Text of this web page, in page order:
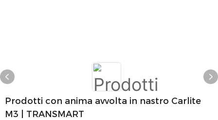
Prodotti con anima avvolta in nastro Carlite
M3 | TRANSMART